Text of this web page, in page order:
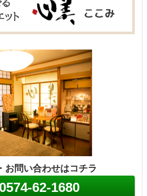
お問い合わせはコチラ
0574-62-1680